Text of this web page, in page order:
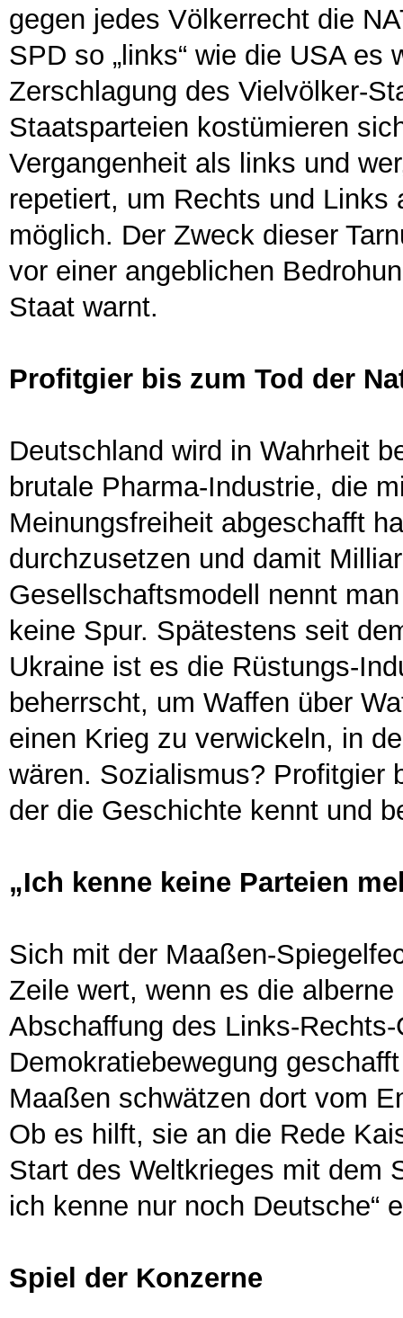
gegen jedes Völkerrecht die
SPD so „links“ wie die USA
Zerschlagung des Vielvölker-
Staatsparteien kostümieren
Vergangenheit als links und
repetiert, um Rechts und
möglich. Der Zweck dieser
vor einer angeblichen
Staat warnt.
Profitgier bis zum Tod der
Deutschland wird in Wahrheit
brutale Pharma-Industrie, die
Meinungsfreiheit abgeschafft
durchzusetzen und damit
Gesellschaftsmodell nennt
keine Spur. Spätestens seit
Ukraine ist es die Rüstungs-
beherrscht, um Waffen über
einen Krieg zu verwickeln, in
wären. Sozialismus? Profitgier
der die Geschichte kennt und
„Ich kenne keine Parteien
Sich mit der Maaßen-
Zeile wert, wenn es die
Abschaffung des Links-
Demokratiebewegung
Maaßen schwätzen dort vom
Ob es hilft, sie an die Rede
Start des Weltkrieges mit dem
ich kenne nur noch Deutsche“
Spiel der Konzerne